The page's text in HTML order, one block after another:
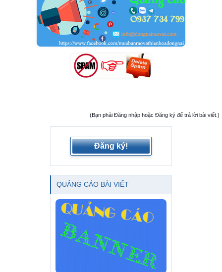
(Bạn phải Đăng nhập hoặc Đăng ký để trả lời bài viết.)
Đăng ký!
QUẢNG CÁO BÀI VIẾT